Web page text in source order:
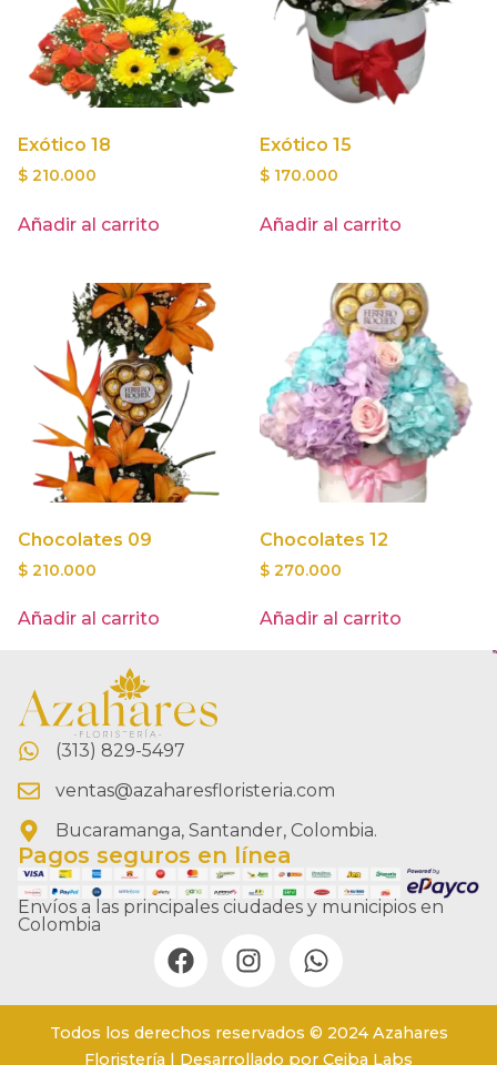
Exótico 18
$ 210.000
Añadir al carrito
Exótico 15
$ 170.000
Añadir al carrito
Chocolates 09
$ 210.000
Añadir al carrito
Chocolates 12
$ 270.000
Añadir al carrito
(313) 829-5497
ventas@azaharesfloristeria.com
Bucaramanga, Santander, Colombia.
Pagos seguros en línea
Envíos a las principales ciudades y municipios en
Colombia
Todos los derechos reservados © 2024 Azahares
Floristería | Desarrollado por Ceiba Labs